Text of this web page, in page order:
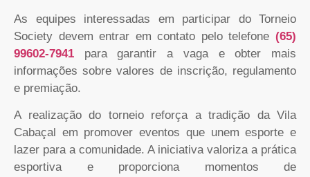
As equipes interessadas em participar do Torneio
Society devem entrar em contato pelo telefone (65)
99602-7941 para garantir a vaga e obter mais
informações sobre valores de inscrição, regulamento
e premiação.
A realização do torneio reforça a tradição da Vila
Cabaçal em promover eventos que unem esporte e
lazer para a comunidade. A iniciativa valoriza a prática
esportiva e proporciona momentos de